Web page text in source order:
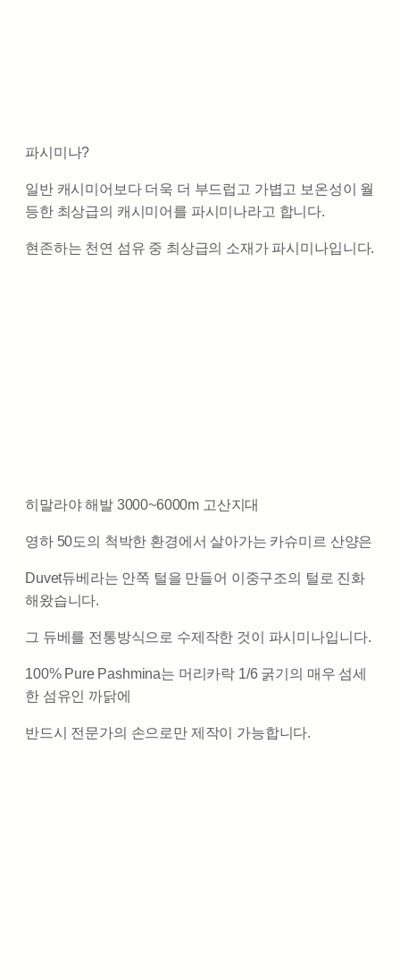
파시미나?
일반 캐시미어보다 더욱 더 부드럽고 가볍고 보온성이 월
등한 최상급의 캐시미어를 파시미나라고 합니다.
현존하는 천연 섬유 중 최상급의 소재가 파시미나입니다.
히말라야 해발 3000~6000m 고산지대
영하 50도의 척박한 환경에서 살아가는 카슈미르 산양은
Duvet듀베라는 안쪽 털을 만들어 이중구조의 털로 진화
해왔습니다.
그 듀베를 전통방식으로 수제작한 것이 파시미나입니다.
100% Pure Pashmina는 머리카락 1/6 굵기의 매우 섬세
한 섬유인 까닭에
반드시 전문가의 손으로만 제작이 가능합니다.